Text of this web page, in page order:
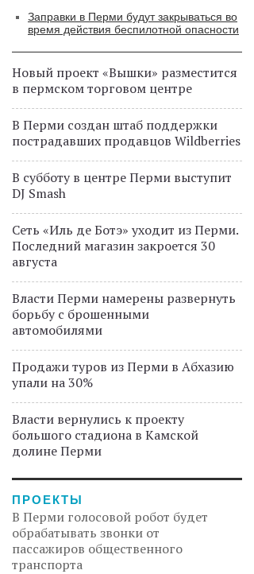
Заправки в Перми будут закрываться во
время действия беспилотной опасности
Новый проект «Вышки» разместится
в пермском торговом центре
В Перми создан штаб поддержки
пострадавших продавцов Wildberries
В субботу в центре Перми выступит
DJ Smash
Сеть «Иль де Ботэ» уходит из Перми.
Последний магазин закроется 30
августа
Власти Перми намерены развернуть
борьбу с брошенными
автомобилями
Продажи туров из Перми в Абхазию
упали на 30%
Власти вернулись к проекту
большого стадиона в Камской
долине Перми
ПРОЕКТЫ
В Перми голосовой робот будет
обрабатывать звонки от
пассажиров общественного
транспорта